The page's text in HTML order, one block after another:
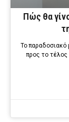
Πώς θα
Το παραδοσιακό
προς το τέλος